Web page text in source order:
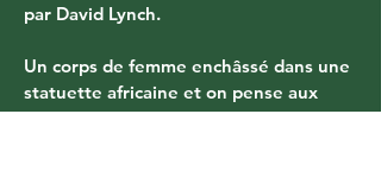
par David Lynch.
Un corps de femme enchâssé dans une
statuette africaine et on pense aux
photos sado-masochistes de Man Ray,